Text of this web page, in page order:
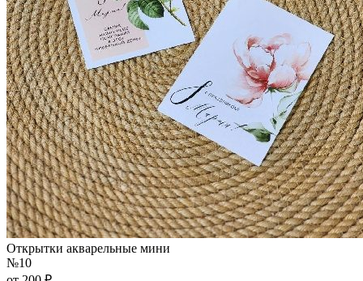
Открытки акварельные мини
№10